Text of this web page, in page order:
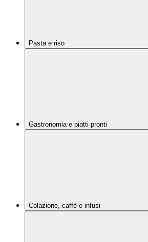
Pasta e riso
Gastronomia e piatti pronti
Colazione, caffè e infusi